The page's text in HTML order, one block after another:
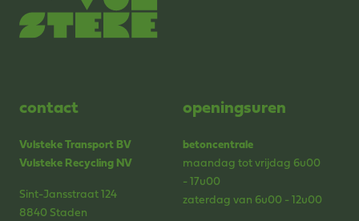
contact
Vulsteke Transport BV
Vulsteke Recycling NV
Sint-Jansstraat 124
8840 Staden
openingsuren
betoncentrale
maandag tot vrijdag 6u00
- 17u00
zaterdag van 6u00 - 12u00